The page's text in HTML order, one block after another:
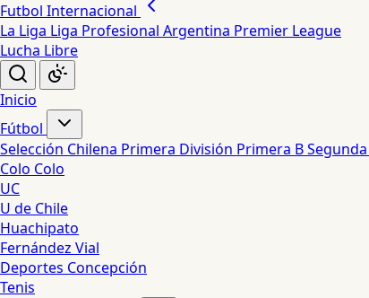
Futbol Internacional
La Liga Liga Profesional Argentina Premier League
Lucha Libre
Inicio
Fútbol
Selección Chilena Primera División Primera B
Colo Colo
UC
U de Chile
Huachipato
Fernández Vial
Deportes Concepción
Tenis